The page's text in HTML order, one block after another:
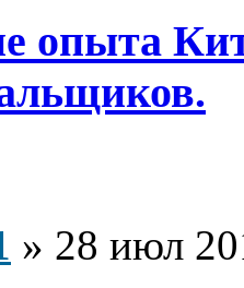
опыта
» 28 июл